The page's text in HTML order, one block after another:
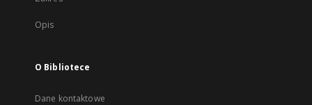
Opis
O Bibliotece
Dane kontaktowe